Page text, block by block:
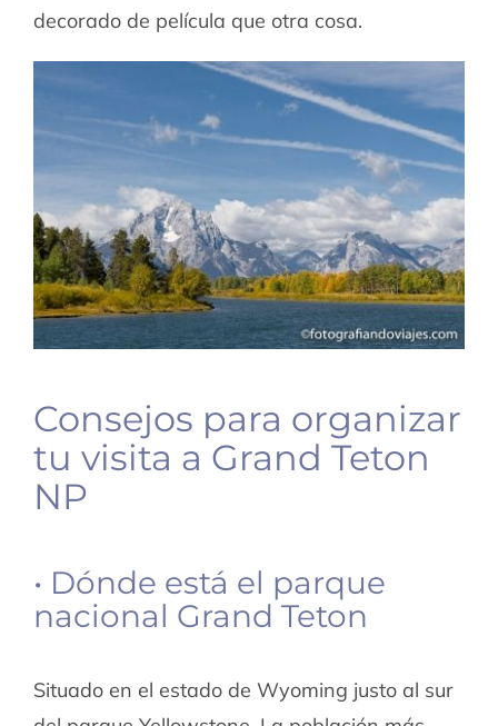
decorado de película que otra cosa.
Consejos para organizar
tu visita a Grand Teton
NP
• Dónde está el parque
nacional Grand Teton
Situado en el estado de Wyoming justo al sur